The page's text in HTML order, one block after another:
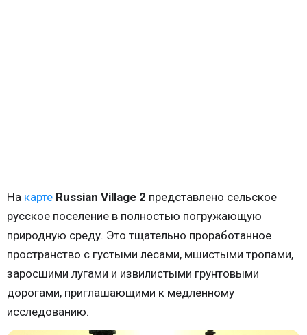
На карте Russian Village 2 представлено сельское
русское поселение в полностью погружающую
природную среду. Это тщательно проработанное
пространство с густыми лесами, мшистыми тропами,
заросшими лугами и извилистыми грунтовыми
дорогами, приглашающими к медленному
исследованию.